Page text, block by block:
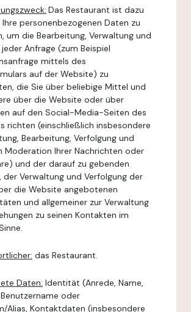
Das Restaurant ist dazu
personenbezogenen Daten zu
um die Bearbeitung, Verwaltung und
Anfrage (zum Beispiel
mittels des
auf der Website) zu
die Sie über beliebige Mittel und
über die Website oder über
auf den Social-Media-Seiten des
richten (einschließlich insbesondere
Bearbeitung, Verfolgung und
Moderation Ihrer Nachrichten oder
und der darauf zu gebenden
Verwaltung und Verfolgung der
die Website angebotenen
und allgemeiner zur Verwaltung
zu seinen Kontakten im
das Restaurant.
Daten: Identität (Anrede, Name,
oder
Alias, Kontaktdaten (insbesondere